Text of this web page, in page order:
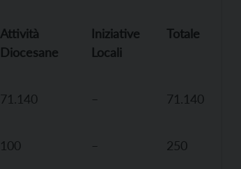
Attività
Diocesane
Iniziative
Locali
Totale
71.140 – 71.140
100 – 250